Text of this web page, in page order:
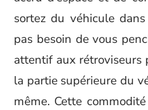
sortez du véhicule
pas besoin de vous
attentif aux rétroviseurs
la partie supérieure du
même. Cette